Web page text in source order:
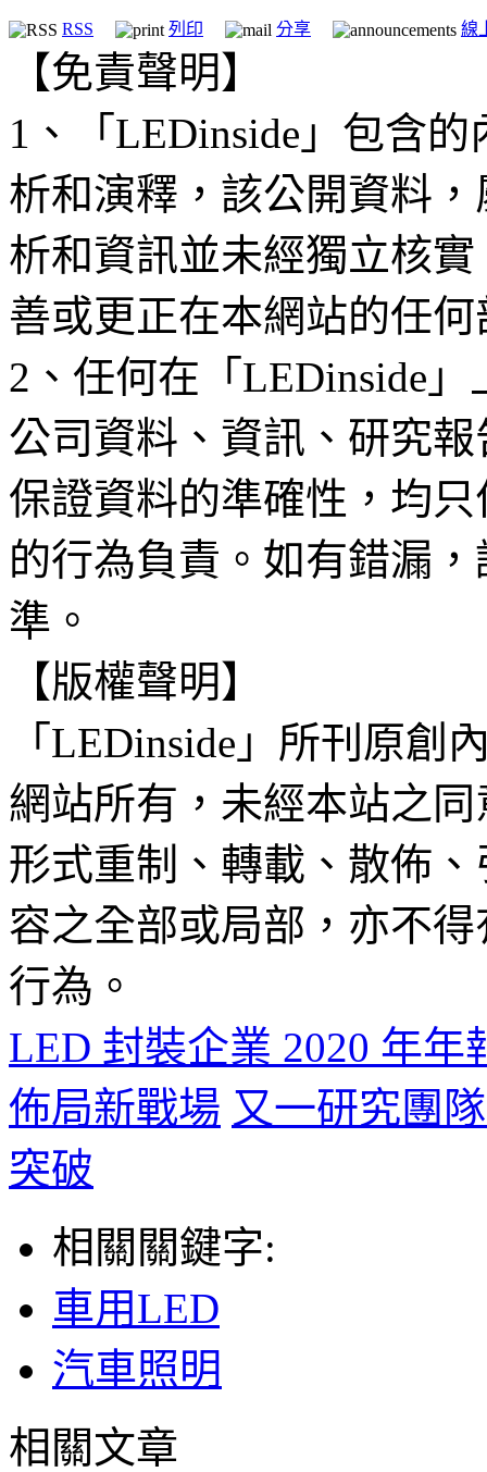
RSS 列印 分享 線
【免責聲明】
1、「LEDinside」包含
析和演釋，該公開資料
析和資訊並未經獨立核
善或更正在本網站的任
2、任何在「LEDinside
公司資料、資訊、研究
保證資料的準確性，均
的行為負責。如有錯漏
準。
【版權聲明】
「LEDinside」所刊原創
網站所有，未經本站之
形式重制、轉載、散佈
容之全部或局部，亦不
行為。
LED 封裝企業 2020 年
佈局新戰場 又一研究團
突破
相關關鍵字:
車用LED
汽車照明
相關文章